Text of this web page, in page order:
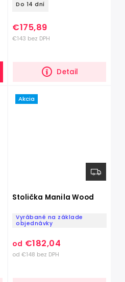
Do 14 dní
€143 bez DPH
€175,89
Detail
Akcia
Stolička Manila Wood
Vyrábané na základe
objednávky
od €148 bez DPH
od €182,04